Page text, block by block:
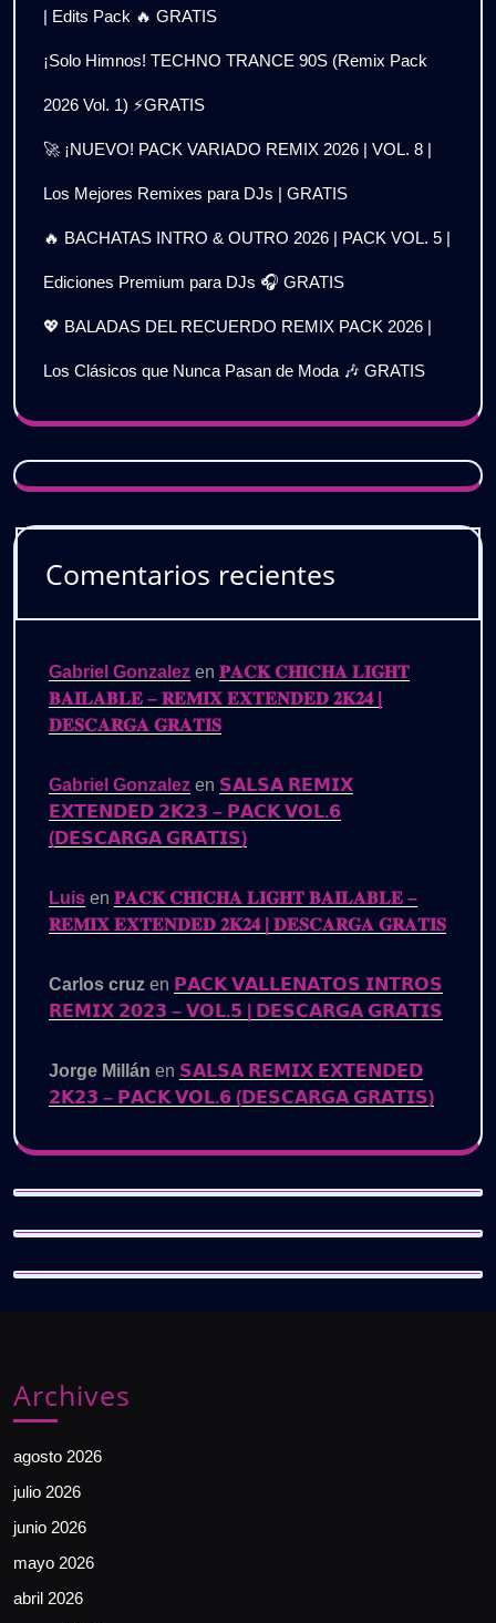
| Edits Pack 🔥 GRATIS
¡Solo Himnos! TECHNO TRANCE 90S (Remix Pack
2026 Vol. 1) ⚡GRATIS
🚀 ¡NUEVO! PACK VARIADO REMIX 2026 | VOL. 8 |
Los Mejores Remixes para DJs | GRATIS
🔥 BACHATAS INTRO & OUTRO 2026 | PACK VOL. 5 |
Ediciones Premium para DJs 🎧 GRATIS
💖 BALADAS DEL RECUERDO REMIX PACK 2026 |
Los Clásicos que Nunca Pasan de Moda 🎶 GRATIS
Comentarios recientes
Gabriel Gonzalez en 𝐏𝐀𝐂𝐊 𝐂𝐇𝐈𝐂𝐇𝐀 𝐋𝐈𝐆𝐇𝐓
𝐁𝐀𝐈𝐋𝐀𝐁𝐋𝐄 – 𝐑𝐄𝐌𝐈𝐗 𝐄𝐗𝐓𝐄𝐍𝐃𝐄𝐃 𝟐𝐊𝟐𝟒 |
𝐃𝐄𝐒𝐂𝐀𝐑𝐆𝐀 𝐆𝐑𝐀𝐓𝐈𝐒
Gabriel Gonzalez en 𝗦𝗔𝗟𝗦𝗔 𝗥𝗘𝗠𝗜𝗫
𝗘𝗫𝗧𝗘𝗡𝗗𝗘𝗗 𝟮𝗞𝟮𝟯 – 𝗣𝗔𝗖𝗞 𝗩𝗢𝗟.𝟲
(𝗗𝗘𝗦𝗖𝗔𝗥𝗚𝗔 𝗚𝗥𝗔𝗧𝗜𝗦)
Luis en 𝐏𝐀𝐂𝐊 𝐂𝐇𝐈𝐂𝐇𝐀 𝐋𝐈𝐆𝐇𝐓 𝐁𝐀𝐈𝐋𝐀𝐁𝐋𝐄 –
𝐑𝐄𝐌𝐈𝐗 𝐄𝐗𝐓𝐄𝐍𝐃𝐄𝐃 𝟐𝐊𝟐𝟒 | 𝐃𝐄𝐒𝐂𝐀𝐑𝐆𝐀 𝐆𝐑𝐀𝐓𝐈𝐒
Carlos cruz en 𝗣𝗔𝗖𝗞 𝗩𝗔𝗟𝗟𝗘𝗡𝗔𝗧𝗢𝗦 𝗜𝗡𝗧𝗥𝗢𝗦
𝗥𝗘𝗠𝗜𝗫 𝟮𝟬𝟮𝟯 – 𝗩𝗢𝗟.𝟱 | 𝗗𝗘𝗦𝗖𝗔𝗥𝗚𝗔 𝗚𝗥𝗔𝗧𝗜𝗦
Jorge Millán en 𝗦𝗔𝗟𝗦𝗔 𝗥𝗘𝗠𝗜𝗫 𝗘𝗫𝗧𝗘𝗡𝗗𝗘𝗗
𝟮𝗞𝟮𝟯 – 𝗣𝗔𝗖𝗞 𝗩𝗢𝗟.𝟲 (𝗗𝗘𝗦𝗖𝗔𝗥𝗚𝗔 𝗚𝗥𝗔𝗧𝗜𝗦)
Archives
agosto 2026
julio 2026
junio 2026
mayo 2026
abril 2026